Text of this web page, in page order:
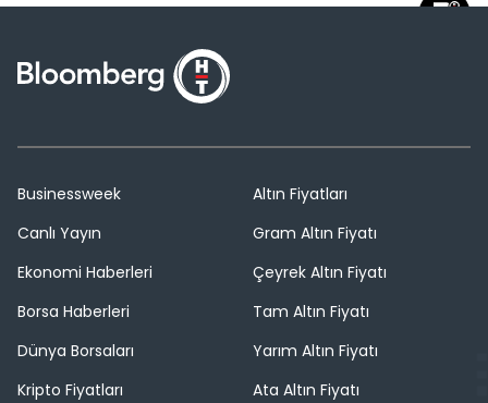
Businessweek
Canlı Yayın
Ekonomi Haberleri
Borsa Haberleri
Dünya Borsaları
Kripto Fiyatları
Altın Fiyatları
Gram Altın Fiyatı
Çeyrek Altın Fiyatı
Tam Altın Fiyatı
Yarım Altın Fiyatı
Ata Altın Fiyatı